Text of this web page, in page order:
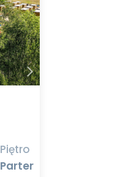
Piętro
Parter